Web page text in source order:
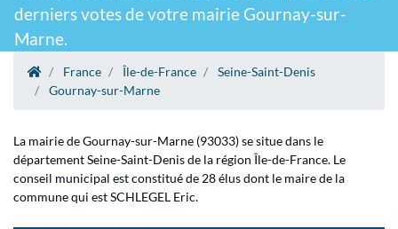
derniers votes de votre mairie Gournay-sur-
Marne.
France Île-de-France
Seine-Saint-Denis
Gournay-sur-Marne
La mairie de Gournay-sur-Marne (93033) se situe dans le
département Seine-Saint-Denis de la région Île-de-France. Le
conseil municipal est constitué de 28 élus dont le maire de la
commune qui est SCHLEGEL Eric.